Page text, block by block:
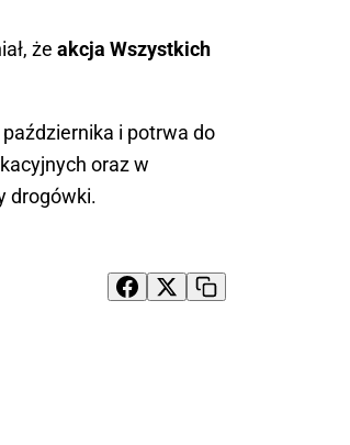
że akcja Wszystkich
i potrwa do
oraz w
drogówki.